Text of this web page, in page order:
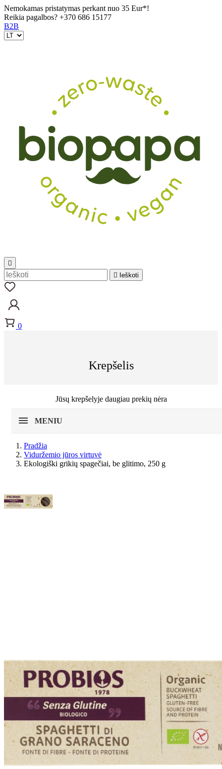
Nemokamas pristatymas perkant nuo 35 Eur*!
Reikia pagalbos? +370 686 15177
B2B


Ieškoti
0
Krepšelis
Jūsų krepšelyje daugiau prekių nėra
MENIU
Pradžia
Viduržemio jūros virtuvė
Ekologiški grikių spagečiai, be glitimo, 250 g